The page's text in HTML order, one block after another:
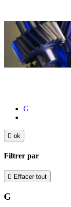
G
 ok
Filtrer par
 Effacer tout
G